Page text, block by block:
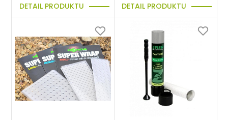
DETAIL PRODUKTU DETAIL PRODUKTU